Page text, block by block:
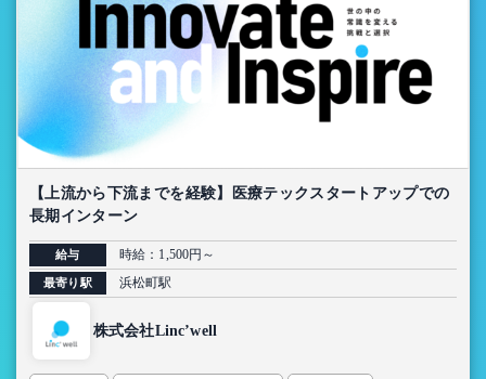
【上流から下流までを経験】医療テックスタートアップでの
長期インターン
給与 時給：1,500円～
最寄り駅 浜松町駅
株式会社Linc’well